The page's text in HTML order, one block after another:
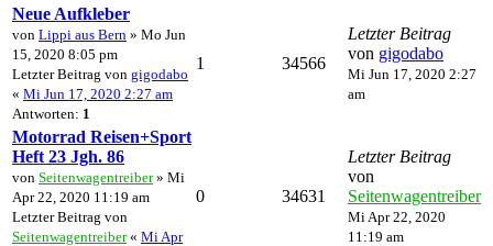
Neue Aufkleber
von Lippi aus Bern » Mo Jun
15, 2020 8:05 pm
Letzter Beitrag von gigodabo
« Mi Jun 17, 2020 2:27 am
Antworten: 1
1 34566
Letzter Beitrag
von gigodabo
Mi Jun 17, 2020 2:27
am
Motorrad Reisen+Sport
Heft 23 Jgh. 86
von Seitenwagentreiber» Mi
Apr 22, 2020 11:19 am
Letzter Beitrag von
Seitenwagentreiber« Mi Apr
0 34631
Letzter Beitrag
von
Seitenwagentreiber
Mi Apr 22, 2020
11:19 am